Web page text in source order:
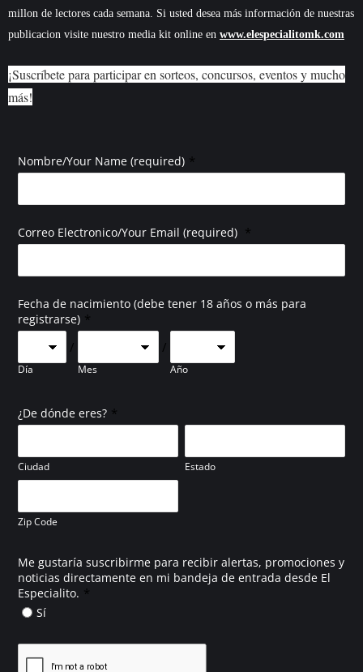
millon de lectores cada semana. Si usted desea más información de nuestras
publicacion visite nuestro media kit online en www.elespecialitomk.com
¡Suscríbete para participar en sorteos, concursos, eventos y mucho
más!
Nombre/Your Name (required) *
Correo Electronico/Your Email (required) *
Fecha de nacimiento (debe tener 18 años o más para
registrarse) *
Día
/
Mes
/
Año
¿De dónde eres? *
Ciudad Estado
Zip Code
Me gustaría suscribirme para recibir alertas, promociones y
noticias directamente en mi bandeja de entrada desde El
Especialito. *
Sí